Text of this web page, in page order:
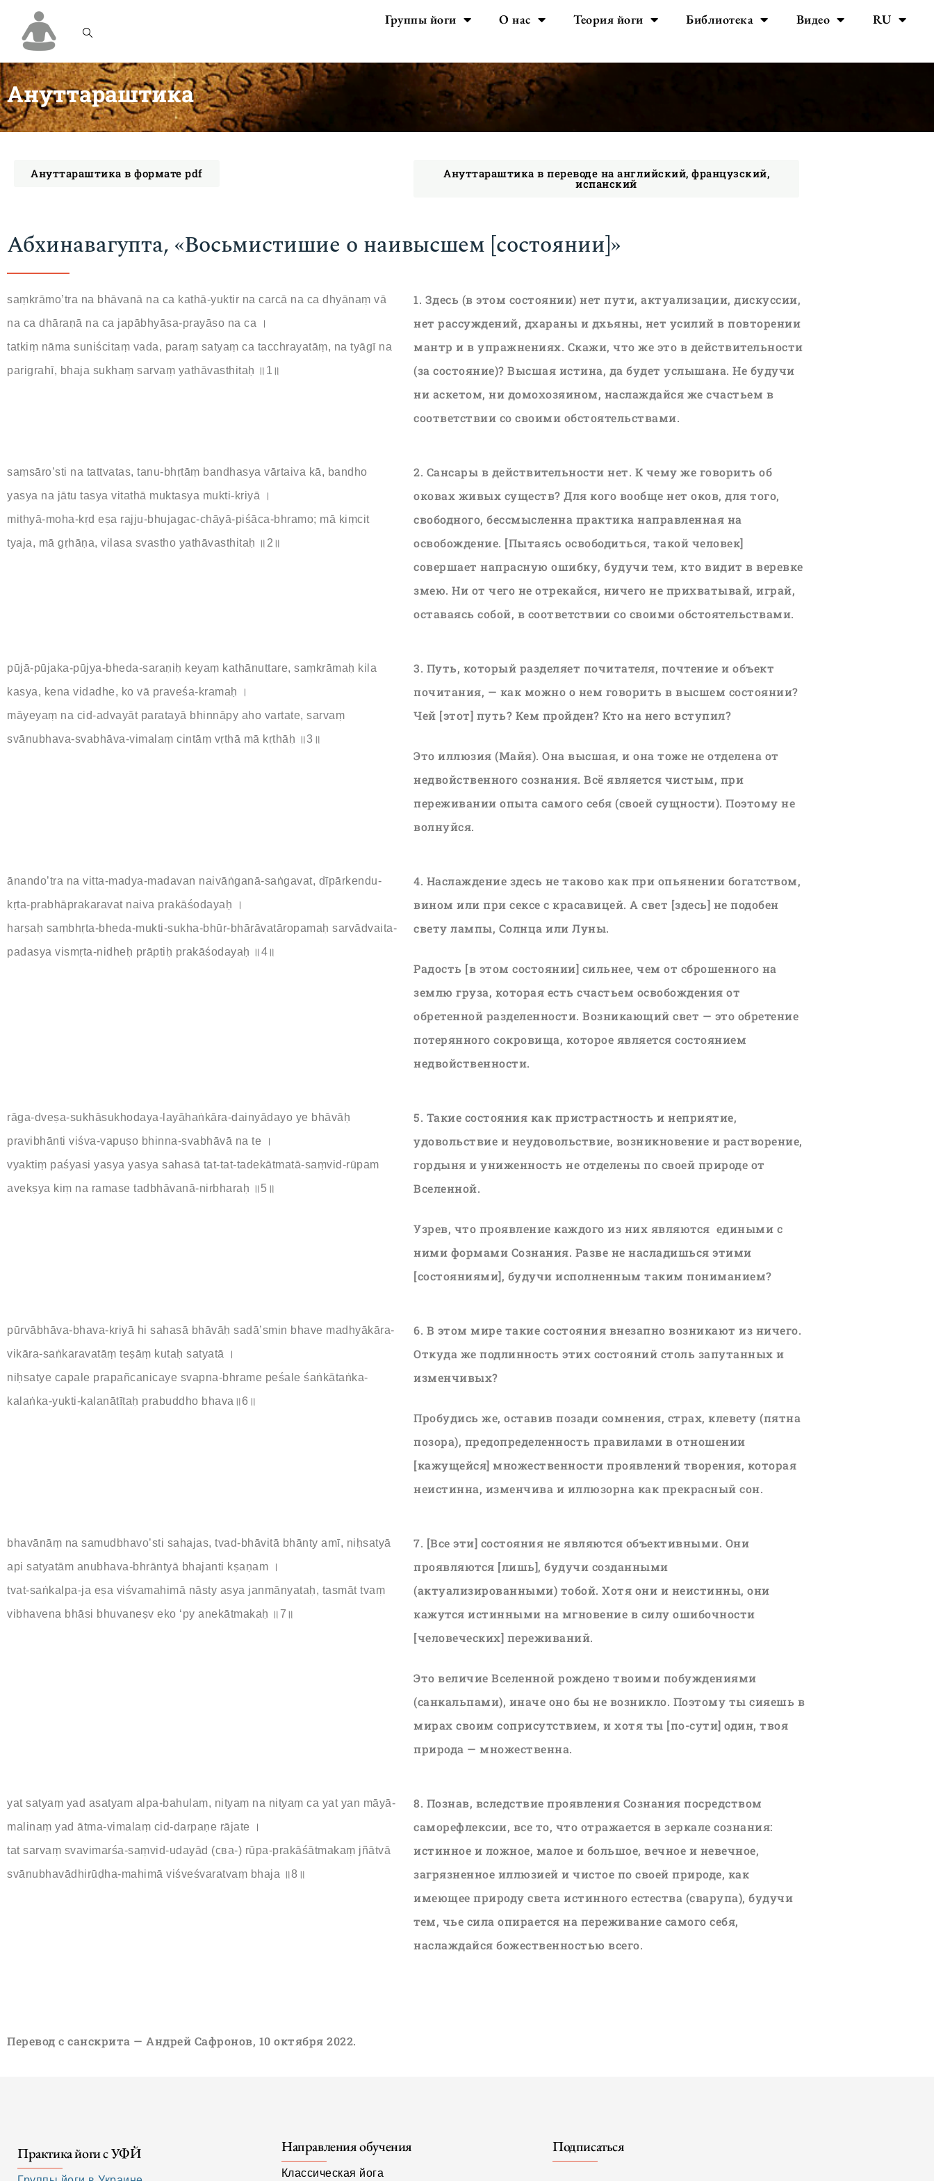
Группы йоги О нас Теория йоги Библиотека Видео RU
Ануттараштика
Ануттараштика в формате pdf Ануттараштика в переводе на английский, французский,
испанский
Абхинавагупта, «Восьмистишие о наивысшем [состоянии]»
saṃkrāmo’tra na bhāvanā na ca kathā-yuktir na carcā na ca dhyānaṃ vā
na ca dhāraṇā na ca japābhyāsa-prayāso na ca ।
tatkiṃ nāma suniścitaṃ vada, paraṃ satyaṃ ca tacchrayatāṃ, na tyāgī na
parigrahī, bhaja sukhaṃ sarvaṃ yathāvasthitaḥ ॥1॥
1. Здесь (в этом состоянии) нет пути, актуализации, дискуссии,
нет рассуждений, дхараны и дхьяны, нет усилий в повторении
мантр и в упражнениях. Скажи, что же это в действительности
(за состояние)? Высшая истина, да будет услышана. Не будучи
ни аскетом, ни домохозяином, наслаждайся же счастьем в
соответствии со своими обстоятельствами.
saṃsāro’sti na tattvatas, tanu-bhṛtāṃ bandhasya vārtaiva kā, bandho
yasya na jātu tasya vitathā muktasya mukti-kriyā ।
mithyā-moha-kṛd eṣa rajju-bhujagac-chāyā-piśāca-bhramo; mā kiṃcit
tyaja, mā gṛhāṇa, vilasa svastho yathāvasthitaḥ ॥2॥
2. Сансары в действительности нет. К чему же говорить об
оковах живых существ? Для кого вообще нет оков, для того,
свободного, бессмысленна практика направленная на
освобождение. [Пытаясь освободиться, такой человек]
совершает напрасную ошибку, будучи тем, кто видит в веревке
змею. Ни от чего не отрекайся, ничего не прихватывай, играй,
оставаясь собой, в соответствии со своими обстоятельствами.
pūjā-pūjaka-pūjya-bheda-saraṇiḥ keyaṃ kathānuttare, saṃkrāmaḥ kila
kasya, kena vidadhe, ko vā praveśa-kramaḥ ।
māyeyaṃ na cid-advayāt paratayā bhinnāpy aho vartate, sarvaṃ
svānubhava-svabhāva-vimalaṃ cintāṃ vṛthā mā kṛthāḥ ॥3॥
3. Путь, который разделяет почитателя, почтение и объект
почитания, — как можно о нем говорить в высшем состоянии?
Чей [этот] путь? Кем пройден? Кто на него вступил?
Это иллюзия (Майя). Она высшая, и она тоже не отделена от
недвойственного сознания. Всё является чистым, при
переживании опыта самого себя (своей сущности). Поэтому не
волнуйся.
ānando’tra na vitta-madya-madavan naivāṅganā-saṅgavat, dīpārkendu-
kṛta-prabhāprakaravat naiva prakāśodayaḥ ।
harṣaḥ saṃbhṛta-bheda-mukti-sukha-bhūr-bhārāvatāropamaḥ sarvādvaita-
padasya vismṛta-nidheḥ prāptiḥ prakāśodayaḥ ॥4॥
4. Наслаждение здесь не таково как при опьянении богатством,
вином или при сексе с красавицей. А свет [здесь] не подобен
свету лампы, Солнца или Луны.
Радость [в этом состоянии] сильнее, чем от сброшенного на
землю груза, которая есть счастьем освобождения от
обретенной разделенности. Возникающий свет — это обретение
потерянного сокровища, которое является состоянием
недвойственности.
rāga-dveṣa-sukhāsukhodaya-layāhaṅkāra-dainyādayo ye bhāvāḥ
pravibhānti viśva-vapuṣo bhinna-svabhāvā na te ।
vyaktiṃ paśyasi yasya yasya sahasā tat-tat-tadekātmatā-saṃvid-rūpam
avekṣya kiṃ na ramase tadbhāvanā-nirbharaḥ ॥5॥
5. Такие состояния как пристрастность и неприятие,
удовольствие и неудовольствие, возникновение и растворение,
гордыня и униженность не отделены по своей природе от
Вселенной.
Узрев, что проявление каждого из них являются едиными с
ними формами Сознания. Разве не насладишься этими
[состояниями], будучи исполненным таким пониманием?
pūrvābhāva-bhava-kriyā hi sahasā bhāvāḥ sadā’smin bhave madhyākāra-
vikāra-saṅkaravatāṃ teṣāṃ kutaḥ satyatā ।
niḥsatye capale prapañcanicaye svapna-bhrame peśale śaṅkātaṅka-
kalaṅka-yukti-kalanātītaḥ prabuddho bhava॥6॥
6. В этом мире такие состояния внезапно возникают из ничего.
Откуда же подлинность этих состояний столь запутанных и
изменчивых?
Пробудись же, оставив позади сомнения, страх, клевету (пятна
позора), предопределенность правилами в отношении
[кажущейся] множественности проявлений творения, которая
неистинна, изменчива и иллюзорна как прекрасный сон.
bhavānāṃ na samudbhavo’sti sahajas, tvad-bhāvitā bhānty amī, niḥsatyā
api satyatām anubhava-bhrāntyā bhajanti kṣaṇam ।
tvat-saṅkalpa-ja eṣa viśvamahimā nāsty asya janmānyataḥ, tasmāt tvaṃ
vibhavena bhāsi bhuvaneṣv eko ‘py anekātmakaḥ ॥7॥
7. [Все эти] состояния не являются объективными. Они
проявляются [лишь], будучи созданными
(актуализированными) тобой. Хотя они и неистинны, они
кажутся истинными на мгновение в силу ошибочности
[человеческих] переживаний.
Это величие Вселенной рождено твоими побуждениями
(санкальпами), иначе оно бы не возникло. Поэтому ты сияешь в
мирах своим соприсутствием, и хотя ты [по-сути] один, твоя
природа — множественна.
yat satyaṃ yad asatyam alpa-bahulaṃ, nityaṃ na nityaṃ ca yat yan māyā-
malinaṃ yad ātma-vimalaṃ cid-darpaṇe rājate ।
tat sarvaṃ svavimarśa-saṃvid-udayād (сва-) rūpa-prakāśātmakaṃ jñātvā
svānubhavādhirūḍha-mahimā viśveśvaratvaṃ bhaja ॥8॥
8. Познав, вследствие проявления Сознания посредством
саморефлексии, все то, что отражается в зеркале сознания:
истинное и ложное, малое и большое, вечное и невечное,
загрязненное иллюзией и чистое по своей природе, как
имеющее природу света истинного естества (сварупа), будучи
тем, чье сила опирается на переживание самого себя,
наслаждайся божественностью всего.
Перевод с санскрита — Андрей Сафронов, 10 октября 2022.
Практика йоги с УФЙ Направления обучения
Классическая йога
Подписаться